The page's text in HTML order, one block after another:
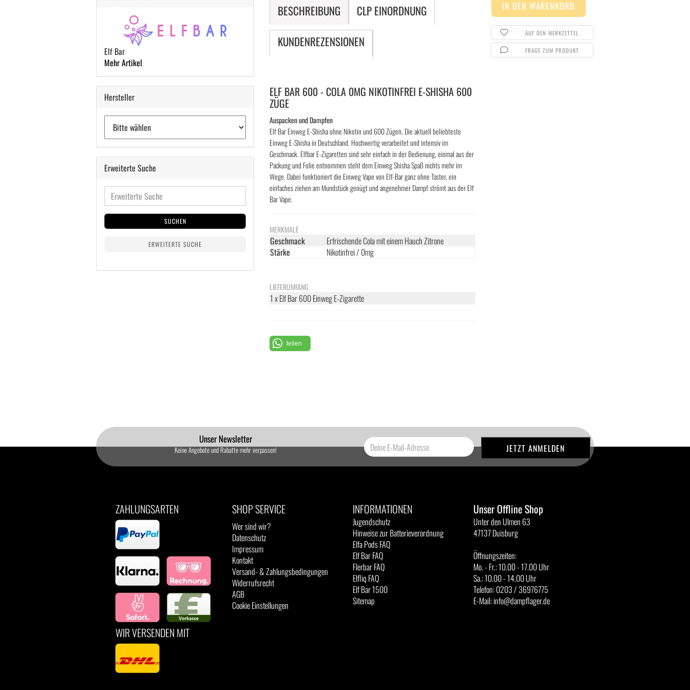
AUF DEN MERKZETTEL
FRAGE ZUM PRODUKT
BESCHREIBUNG
CLP EINORDNUNG
KUNDENREZENSIONEN
ELF BAR 600 - COLA 0MG NIKOTINFREI E-SHISHA 600
ZÜGE
Auspacken und Dampfen
Elf Bar Einweg E-Shisha ohne Nikotin und 600 Zügen. Die aktuell beliebteste
Einweg E-Shisha in Deutschland. Hochwertig verarbeitet und intensiv im
Geschmack. Elfbar E-Zigaretten sind sehr einfach in der Bedienung, einmal aus der
Packung und Folie entnommen steht dem Einweg Shisha Spaß nichts mehr im
Wege. Dabei funktioniert die Einweg Vape von Elf-Bar ganz ohne Taster, ein
einfaches ziehen am Mundstück genügt und angenehmer Dampf strömt aus der Elf
Bar Vape.
MERKMALE
Geschmack
Erfrischende Cola mit einem Hauch Zitrone
Stärke
Nikotinfrei / 0mg
LIEFERUMFANG
1 x Elf Bar 600 Einweg E-Zigarette
teilen
Elf Bar
Mehr Artikel
Hersteller
Erweiterte Suche
SUCHEN
ERWEITERTE SUCHE
Unser Newsletter
Keine Angebote und Rabatte mehr verpassen!
ZAHLUNGSARTEN
WIR VERSENDEN MIT
SHOP SERVICE
Wer sind wir?
Datenschutz
Impressum
Kontakt
Versand- & Zahlungsbedingungen
Widerrufsrecht
AGB
Cookie Einstellungen
INFORMATIONEN
Jugendschutz
Hinweise zur Batterieverordnung
Elfa Pods FAQ
Elf Bar FAQ
Flerbar FAQ
Elfliq FAQ
Elf Bar 1500
Sitemap
Unser Offline Shop
Unter den Ulmen 63
47137 Duisburg
Öffnungszeiten:
Mo. - Fr.: 10.00 - 17.00 Uhr
Sa.: 10.00 - 14.00 Uhr
Telefon: 0203 / 36976775
E-Mail: info@dampflager.de